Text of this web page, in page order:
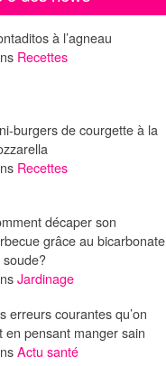
à l’agneau
Recettes
burgers de courgette à la
Recettes
décaper son
grâce au bicarbonate
soude?
Jardinage
erreurs courantes qu’on
en pensant manger sain
Actu santé